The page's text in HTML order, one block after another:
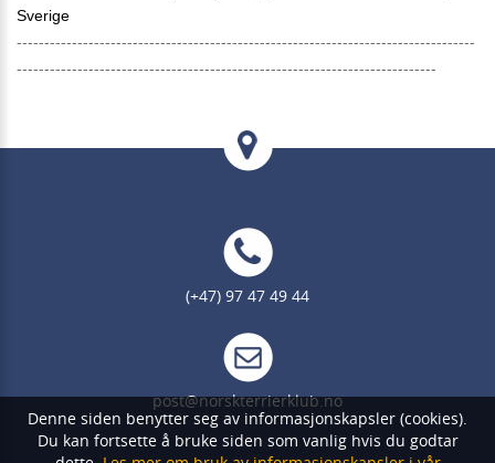
Sverige
-----------------------------------------------------------------------------------
----------------------------------------------------------------------------
(+47) 97 47 49 44
post@norskterrierklub.no
Denne siden benytter seg av informasjonskapsler (cookies).
Du kan fortsette å bruke siden som vanlig hvis du godtar